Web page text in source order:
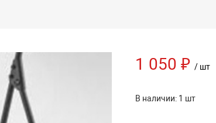
1 050 ₽ / шт
В наличии: 1 шт